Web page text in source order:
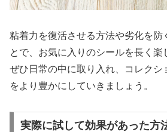
粘着力を復活させる方法や劣化を防
とで、お気に入りのシールを長く楽
ぜひ日常の中に取り入れ、コレクシ
をより豊かにしていきましょう。
実際に試して効果があった方